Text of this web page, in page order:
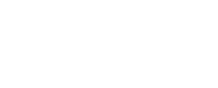
wochentipps/398228/index.php